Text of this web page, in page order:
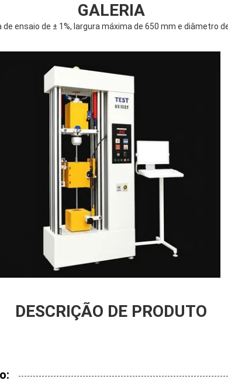
GALERIA
ensaio de ± 1%, largura máxima de 650 mm e diâmetro
DESCRIÇÃO DE PRODUTO